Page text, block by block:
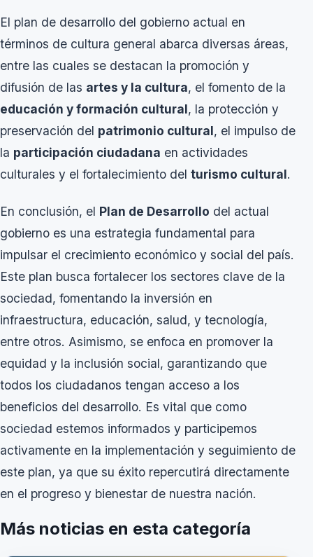
El plan de desarrollo del gobierno actual en
términos de cultura general abarca diversas áreas,
entre las cuales se destacan la promoción y
difusión de las artes y la cultura, el fomento de la
educación y formación cultural, la protección y
preservación del patrimonio cultural, el impulso de
la participación ciudadana en actividades
culturales y el fortalecimiento del turismo cultural.
En conclusión, el Plan de Desarrollo del actual
gobierno es una estrategia fundamental para
impulsar el crecimiento económico y social del país.
Este plan busca fortalecer los sectores clave de la
sociedad, fomentando la inversión en
infraestructura, educación, salud, y tecnología,
entre otros. Asimismo, se enfoca en promover la
equidad y la inclusión social, garantizando que
todos los ciudadanos tengan acceso a los
beneficios del desarrollo. Es vital que como
sociedad estemos informados y participemos
activamente en la implementación y seguimiento de
este plan, ya que su éxito repercutirá directamente
en el progreso y bienestar de nuestra nación.
Más noticias en esta categoría